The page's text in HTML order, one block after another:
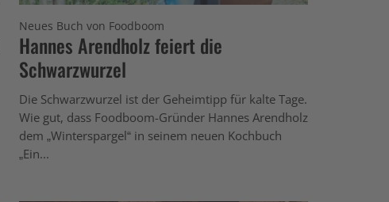
Neues Buch von Foodboom
Hannes Arendholz feiert die
Schwarzwurzel
Die Schwarzwurzel ist der Geheimtipp für kalte Tage.
Wie gut, dass Foodboom-Gründer Hannes Arendholz
dem „Winterspargel“ in seinem neuen Kochbuch
„Ein...